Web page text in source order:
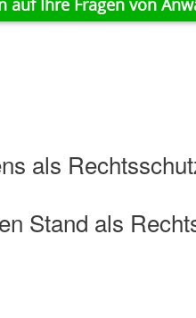
auf Ihre Fragen von
als
Stand als